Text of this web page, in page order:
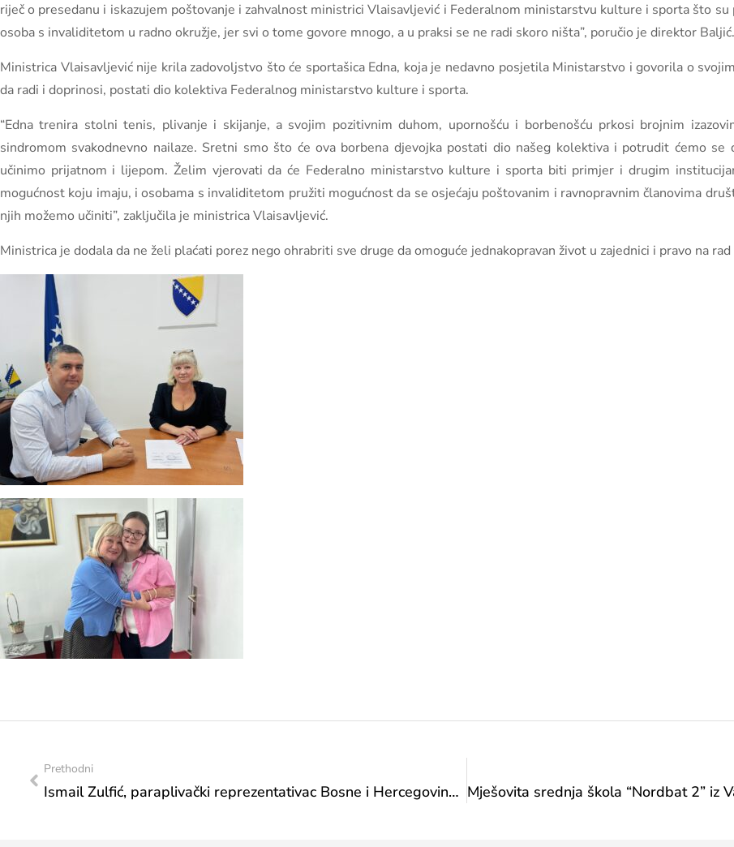
riječ o presedanu i iskazujem poštovanje i zahvalnost ministrici Vlaisavljević i Federalnom ministarstvu kulture i sporta što su
osoba s invaliditetom u radno okružje, jer svi o tome govore mnogo, a u praksi se ne radi skoro ništa”, poručio je direktor Baljić.
Ministrica Vlaisavljević nije krila zadovoljstvo što će sportašica Edna, koja je nedavno posjetila Ministarstvo i govorila o
da radi i doprinosi, postati dio kolektiva Federalnog ministarstvo kulture i sporta.
“Edna trenira stolni tenis, plivanje i skijanje, a svojim pozitivnim duhom, upornošću i borbenošću prkosi brojnim
sindromom svakodnevno nailaze. Sretni smo što će ova borbena djevojka postati dio našeg kolektiva i potrudit ćemo se
učinimo prijatnom i lijepom. Želim vjerovati da će Federalno ministarstvo kulture i sporta biti primjer i drugim
mogućnost koju imaju, i osobama s invaliditetom pružiti mogućnost da se osjećaju poštovanim i ravnopravnim članovima
njih možemo učiniti”, zaključila je ministrica Vlaisavljević.
Ministrica je dodala da ne želi plaćati porez nego ohrabriti sve druge da omoguće jednakopravan život u zajednici i pravo na
Prethodni
Ismail Zulfić, paraplivački reprezentativac Bosne i Hercegovine oborio je europski rekord u seniorskoj kategoriji: Bravo Ismaile, ponosni smo!